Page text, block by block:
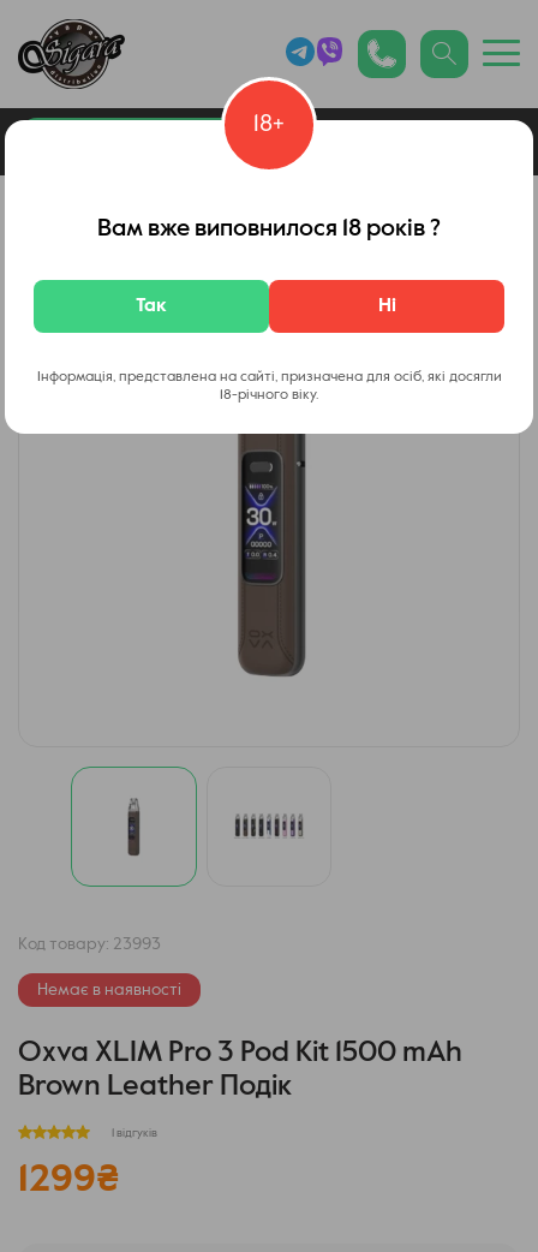
Каталог товарів
Код товару: 23993
Немає в наявності
Oxva XLIM Pro 3 Pod Kit 1500 mAh
Brown Leather Подік
1 відгуків
1299₴
18+
Вам вже виповнилося 18 років ?
Так Ні
Інформація, представлена на сайті, призначена для осіб, які досягли
18-річного віку.